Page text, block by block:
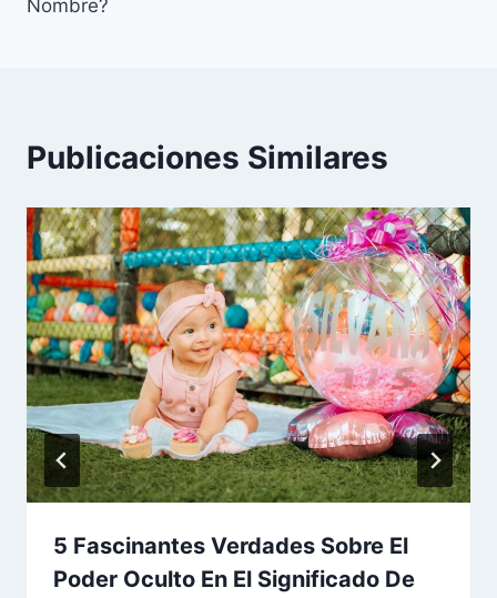
Nombre?
Publicaciones Similares
5 Fascinantes Verdades Sobre El
Poder Oculto En El Significado De